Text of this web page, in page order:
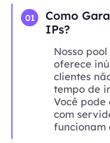
01
Como
IPs?
Nosso
oferece
clientes
tempo de
Você pode
com
funcionam